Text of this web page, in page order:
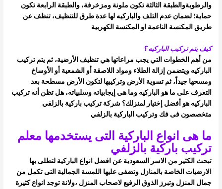
والرطوبةوالطبقة الثالثة تكون ملونة ومزخرفة، والطبقة الرابعة تكون
حماية؛ لضمان عدم التلفوالباركيه لها عدة طرق للتنظيف، تنظف عن
طريق المكنسة الناعمة او المكنسة الكهربية
كيف يتم تركيب الباركيه ؟
من أهم الخطوات التي يجب مراعاتها هي تنظيف الأرضية، ثم يتم تركيب
الباركيه ويتضمن إزالة الطلاء ومواد اللاصقة أو الشمعية أو الأوساخ
ومسحهاجيداً، ثم تسوية الأرض وتركيبها لتكون الأرض مسطحةبعد
التعرف على ما هو الباركيه وما هي إيجابياته وسلبياته، هل تظن أنه تركيب
الباركيه هو أفضل إختيار لمنزلك؟شركة تركيب باركية بالزلفي
متخصصون فى فك وتركيب الباركية بالزلفي
ما هى انواع الباركية التى يستخدمها معلم
تركيب باركية بالزلفي
تبحث الكثير من الاسر السعودية عن افضل انواع الباركية لتطلى بها
الارضيات الخاصة بالمنازل وتضفى عليها اللمسة الجمالية التى تكمل من
جمال المنزلوتبرز الذوق الرفيع لاصحاب المنزل ،ولانة توجد انواع كثيرة